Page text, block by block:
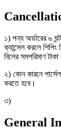
১) পন্য অর্ডারের ৬
ক্যান্সেল করলে শিপিং
বিলের সমপরিমাণ
২) কোন কারনে
করতে হবে।
৩)
General